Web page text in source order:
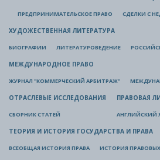
ПРЕДПРИНИМАТЕЛЬСКОЕ ПРАВО СДЕЛКИ С
ХУДОЖЕСТВЕННАЯ ЛИТЕРАТУРА
БИОГРАФИИ ЛИТЕРАТУРОВЕДЕНИЕ
МЕЖДУНАРОДНОЕ ПРАВО
ЖУРНАЛ "КОММЕРЧЕСКИЙ АРБИТРАЖ"
ОТРАСЛЕВЫЕ ИССЛЕДОВАНИЯ
СБОРНИК СТАТЕЙ
ПРАВОВАЯ
АНГЛИЙСКИЙ
ТЕОРИЯ И ИСТОРИЯ ГОСУДАРСТВА И ПРАВА
ВСЕОБЩАЯ ИСТОРИЯ ПРАВА ИСТОРИЯ